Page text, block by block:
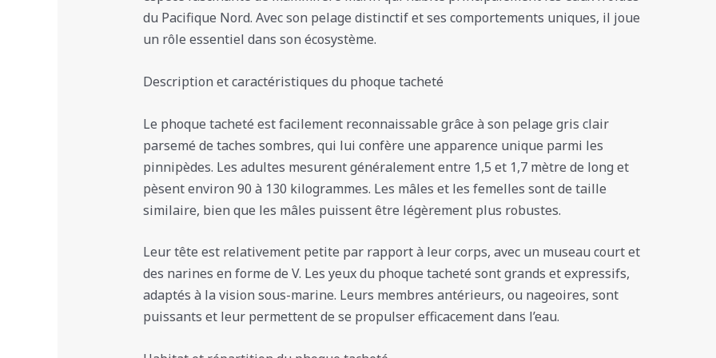
du Pacifique Nord. Avec son pelage distinctif et ses comportements uniques, il joue
un rôle essentiel dans son écosystème.
Description et caractéristiques du phoque tacheté
Le phoque tacheté est facilement reconnaissable grâce à son pelage gris clair
parsemé de taches sombres, qui lui confère une apparence unique parmi les
pinnipèdes. Les adultes mesurent généralement entre 1,5 et 1,7 mètre de long et
pèsent environ 90 à 130 kilogrammes. Les mâles et les femelles sont de taille
similaire, bien que les mâles puissent être légèrement plus robustes.
Leur tête est relativement petite par rapport à leur corps, avec un museau court et
des narines en forme de V. Les yeux du phoque tacheté sont grands et expressifs,
adaptés à la vision sous-marine. Leurs membres antérieurs, ou nageoires, sont
puissants et leur permettent de se propulser efficacement dans l’eau.